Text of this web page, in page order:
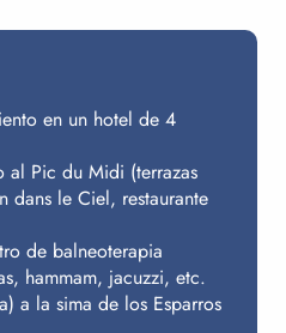
en un hotel de 4
al Pic du Midi (terrazas
dans le Ciel, restaurante
de balneoterapia
hammam, jacuzzi, etc.
a la sima de los Esparros